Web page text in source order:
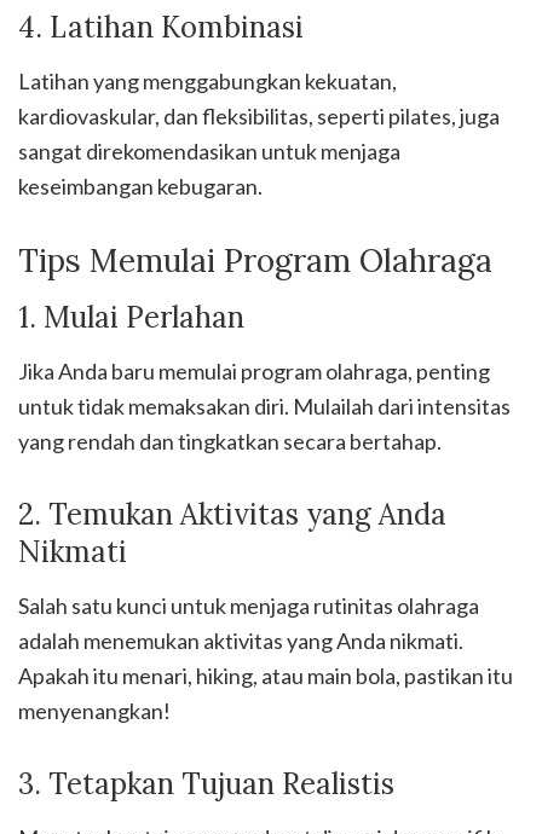
4. Latihan Kombinasi
Latihan yang menggabungkan kekuatan,
kardiovaskular, dan fleksibilitas, seperti pilates, juga
sangat direkomendasikan untuk menjaga
keseimbangan kebugaran.
Tips Memulai Program Olahraga
1. Mulai Perlahan
Jika Anda baru memulai program olahraga, penting
untuk tidak memaksakan diri. Mulailah dari intensitas
yang rendah dan tingkatkan secara bertahap.
2. Temukan Aktivitas yang Anda
Nikmati
Salah satu kunci untuk menjaga rutinitas olahraga
adalah menemukan aktivitas yang Anda nikmati.
Apakah itu menari, hiking, atau main bola, pastikan itu
menyenangkan!
3. Tetapkan Tujuan Realistis